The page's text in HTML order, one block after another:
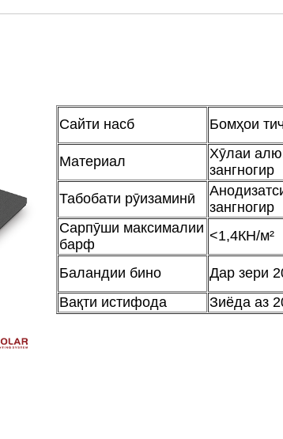
Сайти насб Бомҳои
Материал
Хӯлаи
зангногир
Табобати рӯизаминӣ
зангногир
Сарпӯши максималии
барф
<1,4КН/м²
Баландии бино Дар зери
Вақти истифода
Зиёда аз